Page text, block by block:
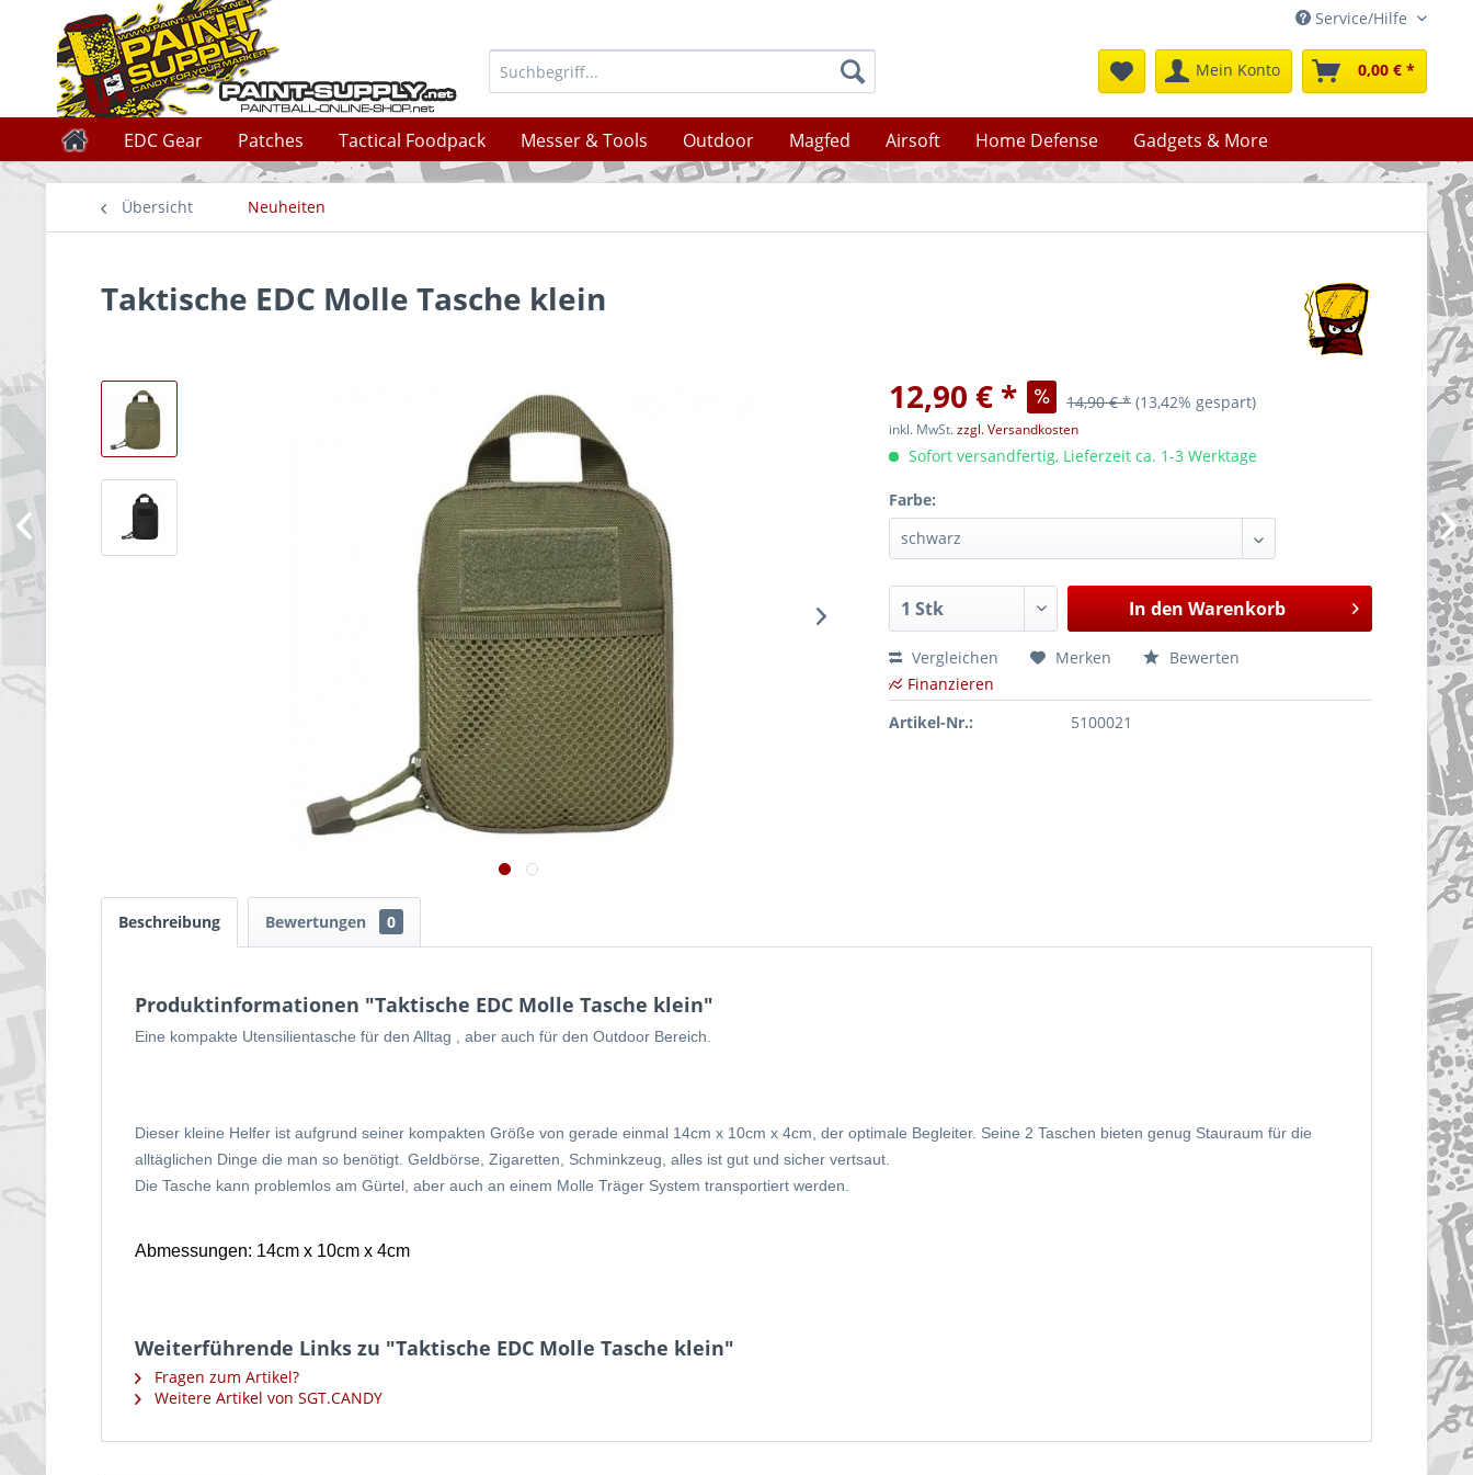
Service/Hilfe
Mein Konto 0,00 € *
EDC Gear Patches Tactical Foodpack Messer & Tools Outdoor Magfed Airsoft Home Defense Gadgets & More
Übersicht Neuheiten
Taktische EDC Molle Tasche klein
12,90 € * 14,90 € * (13,42% gespart)
inkl. MwSt.zzgl. Versandkosten
Sofort versandfertig, Lieferzeit ca. 1-3 Werktage
Farbe:
In den Warenkorb
Vergleichen Merken
Bewerten
Finanzieren
Artikel-Nr.:
5100021
Beschreibung Bewertungen 0
Produktinformationen "Taktische EDC Molle Tasche klein"
Eine kompakte Utensilientasche für den Alltag , aber auch für den Outdoor Bereich.
Dieser kleine Helfer ist aufgrund seiner kompakten Größe von gerade einmal 14cm x 10cm x 4cm, der optimale Begleiter. Seine 2 Taschen bieten genug Stauraum für die
alltäglichen Dinge die man so benötigt. Geldbörse, Zigaretten, Schminkzeug, alles ist gut und sicher vertsaut.
Die Tasche kann problemlos am Gürtel, aber auch an einem Molle Träger System transportiert werden.
Abmessungen: 14cm x 10cm x 4cm
Weiterführende Links zu "Taktische EDC Molle Tasche klein"
Fragen zum Artikel?
Weitere Artikel von SGT.CANDY